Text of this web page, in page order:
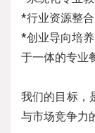
*行业资源整合
*创业导向培养
于一体的专业
我们的目标，
与市场竞争力